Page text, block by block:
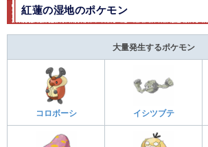
紅蓮の湿地のポケモン
大量発生するポケモン
コロボーシ イシツブテ